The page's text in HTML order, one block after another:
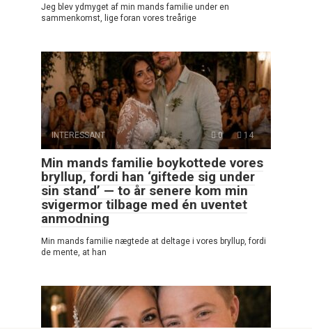
Jeg blev ydmyget af min mands familie under en
sammenkomst, lige foran vores treårige
INTERESSANT 0 14
Min mands familie boykottede vores
bryllup, fordi han ‘giftede sig under
sin stand’ — to år senere kom min
svigermor tilbage med én uventet
anmodning
Min mands familie nægtede at deltage i vores bryllup, fordi
de mente, at han